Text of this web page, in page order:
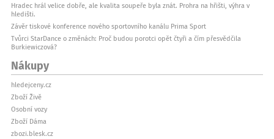
Hradec hrál velice dobře, ale kvalita soupeře byla znát. Prohra na hřišti, výhra v
hledišti.
Závěr tiskové konference nového sportovního kanálu Prima Sport
Tvůrci StarDance o změnách: Proč budou porotci opět čtyři a čím přesvědčila
Burkiewiczová?
Nákupy
hledejceny.cz
Zboží Živě
Osobní vozy
Zboží Dáma
zbozi.blesk.cz